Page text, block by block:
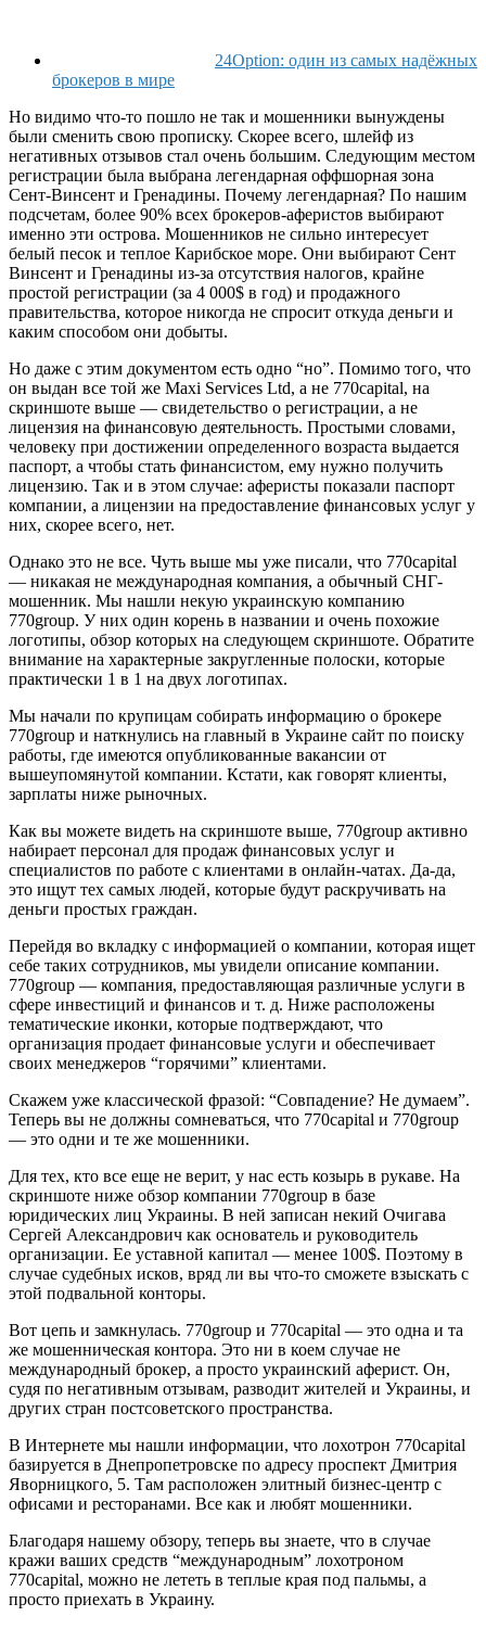
24Option: один из самых надёжных
брокеров в мире
Но видимо что-то пошло не так и мошенники вынуждены
были сменить свою прописку. Скорее всего, шлейф из
негативных отзывов стал очень большим. Следующим местом
регистрации была выбрана легендарная оффшорная зона
Сент-Винсент и Гренадины. Почему легендарная? По нашим
подсчетам, более 90% всех брокеров-аферистов выбирают
именно эти острова. Мошенников не сильно интересует
белый песок и теплое Карибское море. Они выбирают Сент
Винсент и Гренадины из-за отсутствия налогов, крайне
простой регистрации (за 4 000$ в год) и продажного
правительства, которое никогда не спросит откуда деньги и
каким способом они добыты.
Но даже с этим документом есть одно “но”. Помимо того, что
он выдан все той же Maxi Services Ltd, а не 770capital, на
скриншоте выше — свидетельство о регистрации, а не
лицензия на финансовую деятельность. Простыми словами,
человеку при достижении определенного возраста выдается
паспорт, а чтобы стать финансистом, ему нужно получить
лицензию. Так и в этом случае: аферисты показали паспорт
компании, а лицензии на предоставление финансовых услуг у
них, скорее всего, нет.
Однако это не все. Чуть выше мы уже писали, что 770capital
— никакая не международная компания, а обычный СНГ-
мошенник. Мы нашли некую украинскую компанию
770group. У них один корень в названии и очень похожие
логотипы, обзор которых на следующем скриншоте. Обратите
внимание на характерные закругленные полоски, которые
практически 1 в 1 на двух логотипах.
Мы начали по крупицам собирать информацию о брокере
770group и наткнулись на главный в Украине сайт по поиску
работы, где имеются опубликованные вакансии от
вышеупомянутой компании. Кстати, как говорят клиенты,
зарплаты ниже рыночных.
Как вы можете видеть на скриншоте выше, 770group активно
набирает персонал для продаж финансовых услуг и
специалистов по работе с клиентами в онлайн-чатах. Да-да,
это ищут тех самых людей, которые будут раскручивать на
деньги простых граждан.
Перейдя во вкладку с информацией о компании, которая ищет
себе таких сотрудников, мы увидели описание компании.
770group — компания, предоставляющая различные услуги в
сфере инвестиций и финансов и т. д. Ниже расположены
тематические иконки, которые подтверждают, что
организация продает финансовые услуги и обеспечивает
своих менеджеров “горячими” клиентами.
Скажем уже классической фразой: “Совпадение? Не думаем”.
Теперь вы не должны сомневаться, что 770capital и 770group
— это одни и те же мошенники.
Для тех, кто все еще не верит, у нас есть козырь в рукаве. На
скриншоте ниже обзор компании 770group в базе
юридических лиц Украины. В ней записан некий Очигава
Сергей Александрович как основатель и руководитель
организации. Ее уставной капитал — менее 100$. Поэтому в
случае судебных исков, вряд ли вы что-то сможете взыскать с
этой подвальной конторы.
Вот цепь и замкнулась. 770group и 770capital — это одна и та
же мошенническая контора. Это ни в коем случае не
международный брокер, а просто украинский аферист. Он,
судя по негативным отзывам, разводит жителей и Украины, и
других стран постсоветского пространства.
В Интернете мы нашли информации, что лохотрон 770capital
базируется в Днепропетровске по адресу проспект Дмитрия
Яворницкого, 5. Там расположен элитный бизнес-центр с
офисами и ресторанами. Все как и любят мошенники.
Благодаря нашему обзору, теперь вы знаете, что в случае
кражи ваших средств “международным” лохотроном
770capital, можно не лететь в теплые края под пальмы, а
просто приехать в Украину.